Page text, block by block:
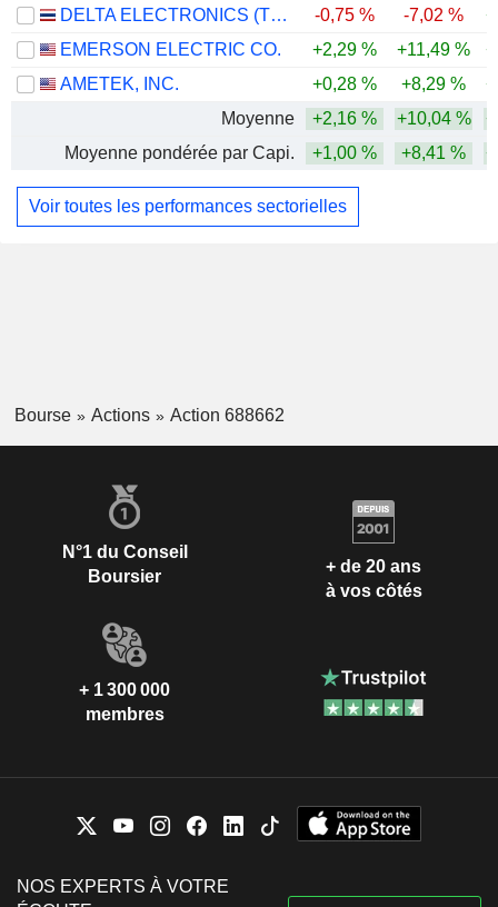
DELTA ELECTRONICS (THAILAND)
-0,75 % -7,02 %
EMERSON ELECTRIC CO.
+2,29 % +11,49 %
AMETEK, INC.
+0,28 % +8,29 %
Moyenne
+2,16 % +10,04 %
Moyenne pondérée par Capi.
+1,00 % +8,41 %
Voir toutes les performances sectorielles
Bourse Actions Action 688662
N°1 du Conseil
Boursier
+ de 20 ans
à vos côtés
+ 1 300 000
membres
NOS EXPERTS À VOTRE